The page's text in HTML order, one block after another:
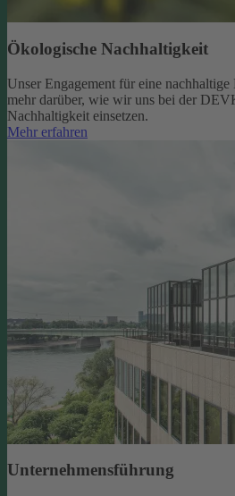
Ökologische Nachhaltigkeit
Unser Engagement für eine
mehr darüber, wie wir uns bei der
Nachhaltigkeit einsetzen.
Mehr erfahren
Unternehmensführung